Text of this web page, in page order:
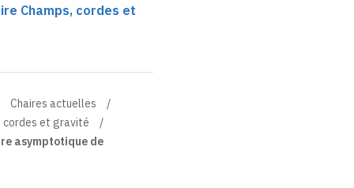
Champs, cordes et
Chaires actuelles
cordes et gravité
asymptotique de